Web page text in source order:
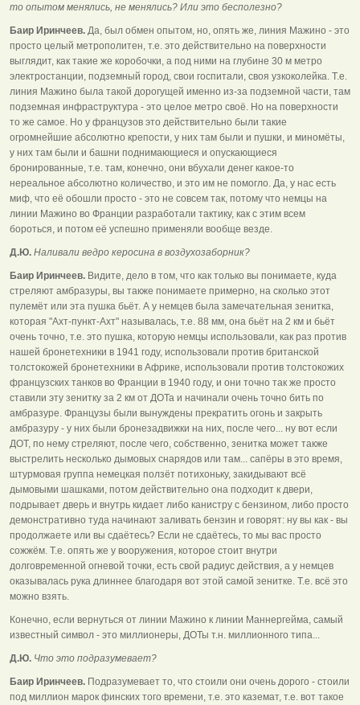
то опытом менялись, не менялись? Или это бесполезно?
Баир Иринчеев. Да, был обмен опытом, но, опять же, линия Мажино - это
просто целый метрополитен, т.е. это действительно на поверхности
выглядит, как такие же коробочки, а под ними на глубине 30 м метро
электростанции, подземный город, свои госпитали, своя узкоколейка. Т.е.
линия Мажино была такой дорогущей именно из-за подземной части, там
подземная инфраструктура - это целое метро своё. Но на поверхности
то же самое. Но у французов это действительно были такие
огромнейшие абсолютно крепости, у них там были и пушки, и миномёты,
у них там были и башни поднимающиеся и опускающиеся
бронированные, т.е. там, конечно, они вбухали денег какое-то
нереальное абсолютно количество, и это им не помогло. Да, у нас есть
миф, что её обошли просто - это не совсем так, потому что немцы на
линии Мажино во Франции разработали тактику, как с этим всем
бороться, и потом её успешно применяли вообще везде.
Д.Ю. Наливали ведро керосина в воздухозаборник?
Баир Иринчеев. Видите, дело в том, что как только вы понимаете, куда
стреляют амбразуры, вы также понимаете примерно, на сколько этот
пулемёт или эта пушка бьёт. А у немцев была замечательная зенитка,
которая "Ахт-пункт-Ахт" называлась, т.е. 88 мм, она бьёт на 2 км и бьёт
очень точно, т.е. это пушка, которую немцы использовали, как раз против
нашей бронетехники в 1941 году, использовали против британской
толстокожей бронетехники в Африке, использовали против толстокожих
французских танков во Франции в 1940 году, и они точно так же просто
ставили эту зенитку за 2 км от ДОТа и начинали очень точно бить по
амбразуре. Французы были вынуждены прекратить огонь и закрыть
амбразуру - у них были бронезадвижки на них, после чего... ну вот если
ДОТ, по нему стреляют, после чего, собственно, зенитка может также
выстрелить несколько дымовых снарядов или там... сапёры в это время,
штурмовая группа немецкая ползёт потихоньку, закидывают всё
дымовыми шашками, потом действительно она подходит к двери,
подрывает дверь и внутрь кидает либо канистру с бензином, либо просто
демонстративно туда начинают заливать бензин и говорят: ну вы как - вы
продолжаете или вы сдаётесь? Если не сдаётесь, то мы вас просто
сожжём. Т.е. опять же у вооружения, которое стоит внутри
долговременной огневой точки, есть свой радиус действия, а у немцев
оказывалась рука длиннее благодаря вот этой самой зенитке. Т.е. всё это
можно взять.
Конечно, если вернуться от линии Мажино к линии Маннергейма, самый
известный символ - это миллионеры, ДОТы т.н. миллионного типа...
Д.Ю. Что это подразумевает?
Баир Иринчеев. Подразумевает то, что стоили они очень дорого - стоили
под миллион марок финских того времени, т.е. это каземат, т.е. вот такое